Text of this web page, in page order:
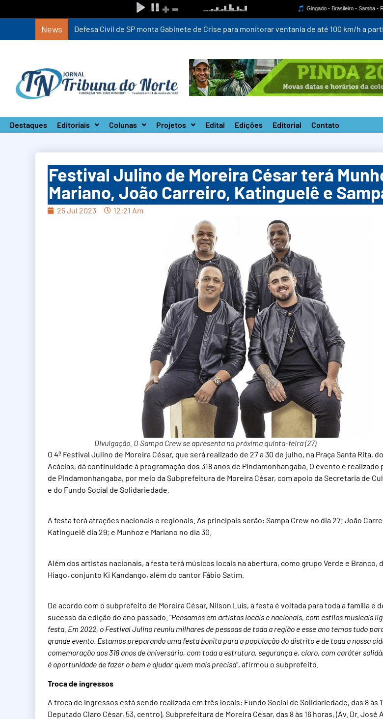
News Defesa Civil de SP monta Gabinete de Crise para monitorar ventania de até 100 km/h a
Destaques Editoriais Colunas Projetos Edital Edições Editorial Contato
Festival Julino de Moreira César terá
Mariano, João Carreiro, Katinguelê e
25 Jul 2023 12:21 Am
Divulgação. O Sampa Crew se apresenta na próxima quinta-feira (27)
O 4º Festival Julino de Moreira César, que será realizado de 27 a 30 de julho, na Praça Santa Rita,
Acácias, dá continuidade à programação dos 318 anos de Pindamonhangaba. O evento é
de Pindamonhangaba, por meio da Subprefeitura de Moreira César, com apoio da Secretaria de
e do Fundo Social de Solidariedade.
A festa terá atrações nacionais e regionais. As principais serão: Sampa Crew no dia 27; João
Katinguelê dia 29; e Munhoz e Mariano no dia 30.
Além dos artistas nacionais, a festa terá músicos locais na abertura, como grupo Verde e Branco,
Hiago, conjunto Ki Kandango, além do cantor Fábio Satim.
De acordo com o subprefeito de Moreira César, Nilson Luís, a festa é voltada para toda a família e
sucesso da edição do ano passado. “Pensamos em artistas locais e nacionais, com estilos musicais
festa. Em 2022, o Festival Julino reuniu milhares de pessoas de toda a região e esse ano temos tudo
grande evento. Estamos preparando uma festa bonita para a população do distrito e de toda a nossa
comemoração aos 318 anos de aniversário, com toda a estrutura, segurança e, claro, com caráter
é oportunidade de fazer o bem e ajudar quem mais precisa”, afirmou o subprefeito.
Troca de ingressos
A troca de ingressos está sendo realizada em três locais: Fundo Social de Solidariedade, das 8 às
Deputado Claro César, 53, centro), Subprefeitura de Moreira César, das 8 às 16 horas, (Av. Dr. José